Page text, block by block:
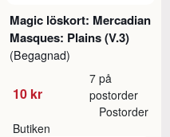
Magic löskort: Mercadian
Masques: Plains (V.3)
(Begagnad)
10 kr
7 på
postorder
Butiken
Postorder